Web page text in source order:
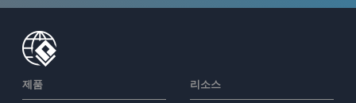
제품 리소스